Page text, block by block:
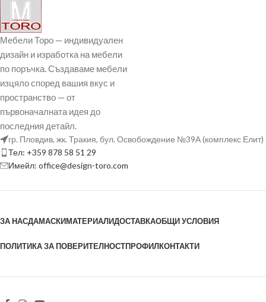
Мебели Торо — индивидуален
дизайн и изработка на мебели
по поръчка. Създаваме мебели
изцяло според вашия вкус и
пространство — от
първоначалната идея до
последния детайл.
гр. Пловдив, жк. Тракия, бул. Освобождение №39А (комплекс Елит)
Тел: +359 878 58 51 29
Имейл: office@design-toro.com
ЗА НАСДАМАСКИМАТЕРИАЛИДОСТАВКАОБЩИ УСЛОВИЯ
ПОЛИТИКА ЗА ПОВЕРИТЕЛНОСТПРОФИЛКОНТАКТИ